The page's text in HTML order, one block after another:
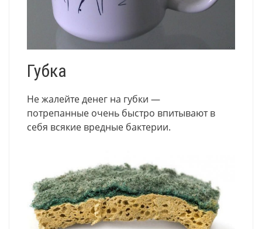
Губка
Не жалейте денег на губки —
потрепанные очень быстро впитывают в
себя всякие вредные бактерии.